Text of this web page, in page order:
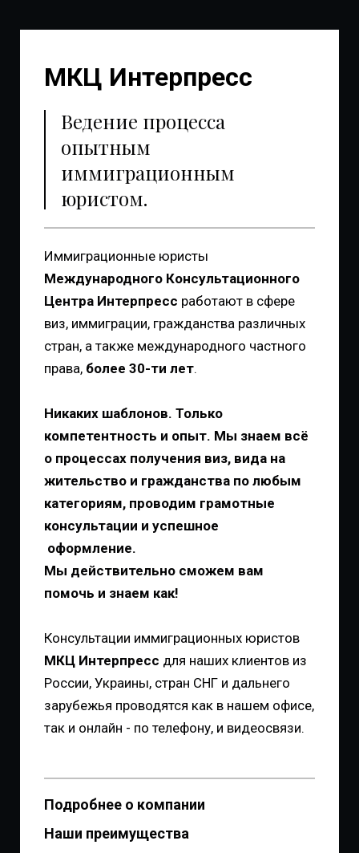
МКЦ Интерпресс
Ведение процесса
опытным
иммиграционным
юристом.
Иммиграционные юристы
Международного Консультационного
Центра Интерпресс работают в сфере
виз, иммиграции, гражданства различных
стран, а также международного частного
права, более 30-ти лет.
Никаких шаблонов. Только
компетентность и опыт. Мы знаем всё
о процессах получения виз, вида на
жительство и гражданства по любым
категориям, проводим грамотные
консультации и успешное
оформление.
Мы действительно сможем вам
помочь и знаем как!
Консультации иммиграционных юристов
МКЦ Интерпресс для наших клиентов из
России, Украины, стран СНГ и дальнего
зарубежья проводятся как в нашем офисе,
так и онлайн - по телефону, и видеосвязи.
Подробнее о компании
Наши преимущества